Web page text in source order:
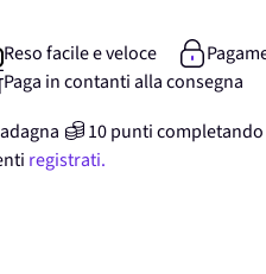
Reso facile e veloce
Paga in contanti alla consegna
10punti
registrati.